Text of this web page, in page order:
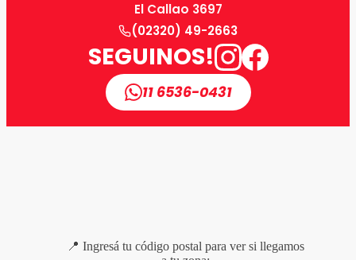
El Callao 3697
(02320) 49-2663
SEGUINOS!
11 6536-0431
📍 Ingresá tu código postal para ver si llegamos